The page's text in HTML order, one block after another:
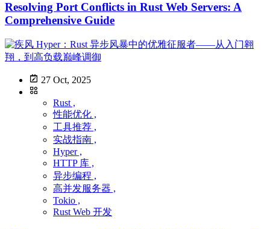
Resolving Port Conflicts in Rust Web Servers: A
Comprehensive Guide
27 Oct, 2025
Rust ,
性能优化 ,
工具推荐 ,
实战指南 ,
Hyper ,
HTTP 库 ,
异步编程 ,
高并发服务器 ,
Tokio ,
Rust Web 开发